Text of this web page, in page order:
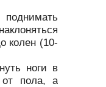
колен (10-
ноги в
от пола, а